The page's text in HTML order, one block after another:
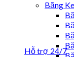
Hỗ trợ 24/7
Băng